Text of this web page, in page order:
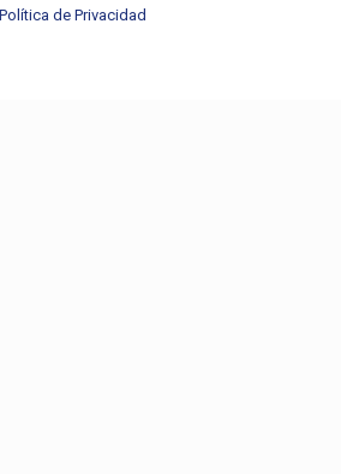
Política de Privacidad